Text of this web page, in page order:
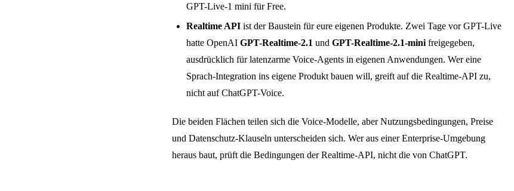
GPT-Live-1 mini für Free.
Realtime API ist der Baustein für eure eigenen Produkte. Zwei Tage vor GPT-Live
hatte OpenAI GPT-Realtime-2.1 und GPT-Realtime-2.1-mini freigegeben,
ausdrücklich für latenzarme Voice-Agents in eigenen Anwendungen. Wer eine
Sprach-Integration ins eigene Produkt bauen will, greift auf die Realtime-API zu,
nicht auf ChatGPT-Voice.
Die beiden Flächen teilen sich die Voice-Modelle, aber Nutzungsbedingungen, Preise
und Datenschutz-Klauseln unterscheiden sich. Wer aus einer Enterprise-Umgebung
heraus baut, prüft die Bedingungen der Realtime-API, nicht die von ChatGPT.